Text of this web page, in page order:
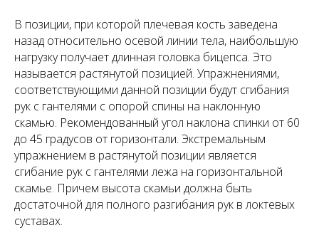
В позиции, при которой плечевая кость заведена
назад относительно осевой линии тела, наибольшую
нагрузку получает длинная головка бицепса. Это
называется растянутой позицией. Упражнениями,
соответствующими данной позиции будут сгибания
рук с гантелями с опорой спины на наклонную
скамью. Рекомендованный угол наклона спинки от 60
до 45 градусов от горизонтали. Экстремальным
упражнением в растянутой позиции является
сгибание рук с гантелями лежа на горизонтальной
скамье. Причем высота скамьи должна быть
достаточной для полного разгибания рук в локтевых
суставах.